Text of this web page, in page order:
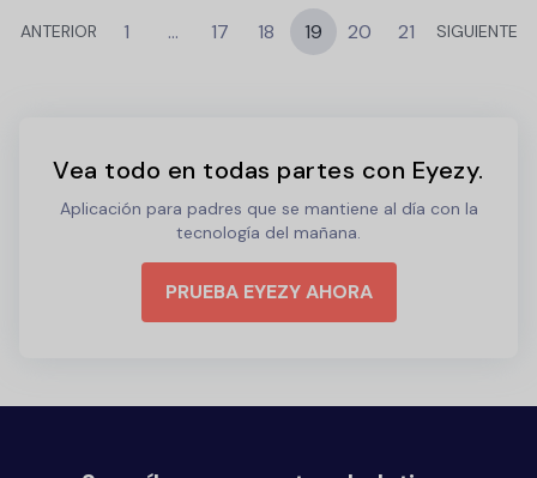
ANTERIOR 1 … 17 18 19 20 21 SIGUIENTE
Vea todo en todas partes con Eyezy.
Aplicación para padres que se mantiene al día con la
tecnología del mañana.
PRUEBA EYEZY AHORA